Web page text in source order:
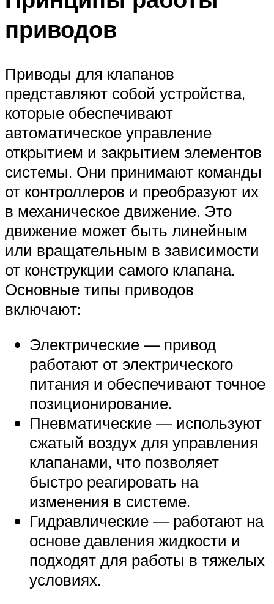
приводов
Приводы для клапанов
представляют собой устройства,
которые обеспечивают
автоматическое управление
открытием и закрытием элементов
системы. Они принимают команды
от контроллеров и преобразуют их
в механическое движение. Это
движение может быть линейным
или вращательным в зависимости
от конструкции самого клапана.
Основные типы приводов
включают:
Электрические — привод
работают от электрического
питания и обеспечивают точное
позиционирование.
Пневматические — используют
сжатый воздух для управления
клапанами, что позволяет
быстро реагировать на
изменения в системе.
Гидравлические — работают на
основе давления жидкости и
подходят для работы в тяжелых
условиях.